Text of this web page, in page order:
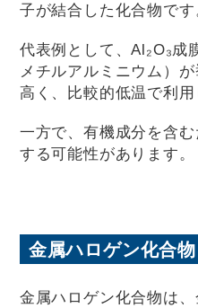
子が結合した化合物です
代表例として、Al₂O₃成
メチルアルミニウム）
高く、比較的低温で利用
一方で、有機成分を含
する可能性があります。
金属ハロゲン化合物
金属ハロゲン化合物は